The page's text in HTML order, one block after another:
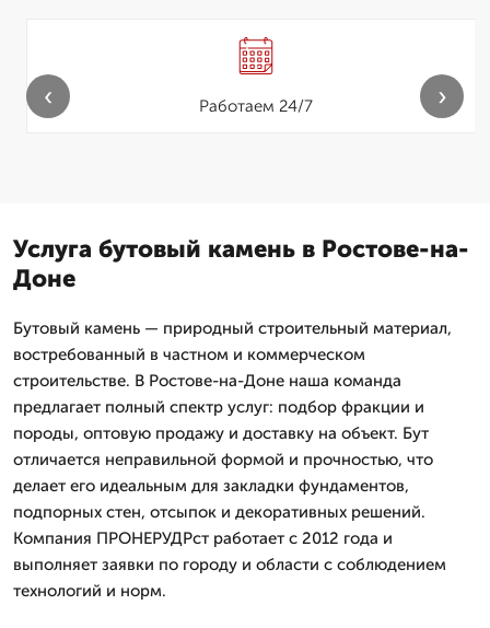
Работаем 24/7
‹ ›
Услуга бутовый камень в Ростове-на-
Доне
Бутовый камень — природный строительный материал,
востребованный в частном и коммерческом
строительстве. В Ростове-на-Доне наша команда
предлагает полный спектр услуг: подбор фракции и
породы, оптовую продажу и доставку на объект. Бут
отличается неправильной формой и прочностью, что
делает его идеальным для закладки фундаментов,
подпорных стен, отсыпок и декоративных решений.
Компания ПРОНЕРУДРст работает с 2012 года и
выполняет заявки по городу и области с соблюдением
технологий и норм.